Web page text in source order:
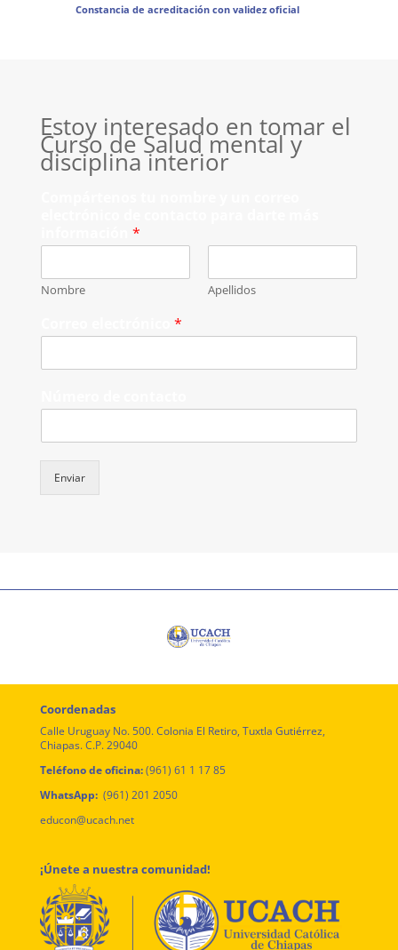
Constancia de acreditación con validez oficial
Estoy interesado en tomar el
Curso de Salud mental y
disciplina interior
*
Nombre Apellidos
*
Enviar
Coordenadas
Calle Uruguay No. 500. Colonia El Retiro, Tuxtla Gutiérrez,
Chiapas. C.P. 29040
Teléfono de oficina:(961) 61 1 17 85
WhatsApp:(961) 201 2050
educon@ucach.net
¡Únete a nuestra comunidad!